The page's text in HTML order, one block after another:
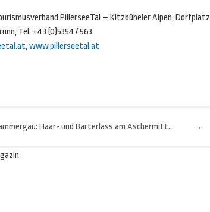
PillerseeTal – Kitzbüheler Alpen, Dorfplatz
Tel. +43 (0)5354 / 563
, www.pillerseetal.at
→
Oberammergau: Haar- und Barterlass am Aschermittwoch